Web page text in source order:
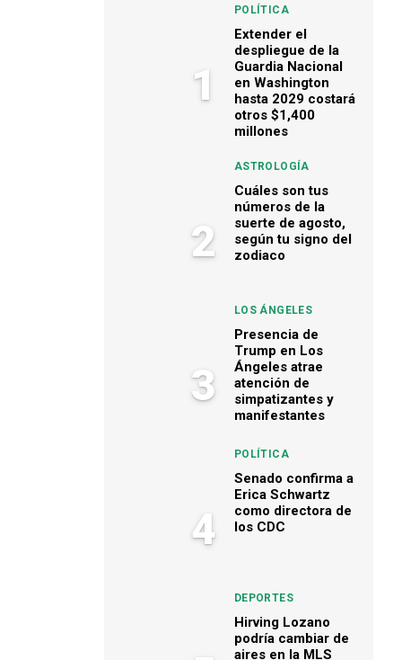
1
POLÍTICA
Extender el
despliegue de la
Guardia Nacional
en Washington
hasta 2029 costará
otros $1,400
millones
2
ASTROLOGÍA
Cuáles son tus
números de la
suerte de agosto,
según tu signo del
zodiaco
3
LOS ÁNGELES
Presencia de
Trump en Los
Ángeles atrae
atención de
simpatizantes y
manifestantes
4
POLÍTICA
Senado confirma a
Erica Schwartz
como directora de
los CDC
DEPORTES
Hirving Lozano
podría cambiar de
aires en la MLS